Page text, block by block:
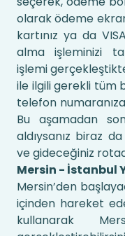
olarak ödeme
kartınız ya da
alma işleminizi
işlemi
ile ilgili gerekli tüm
telefon
Bu aşamadan
aldıysanız biraz
ve gideceğiniz
Mersin - İstanbul
Mersin’den
içinden hareket
kullanarak